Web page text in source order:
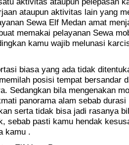
ataupun aktivitas lain yang
Sewa Elf Medan amat
memakai pelayanan Sewa
kamu wajib melunasi
biasa yang ada tidak
posisi tempat bersandar
Sedangkan bila mengenakan
panorama alam sebab
serta tidak bisa jadi rasanya
sebab pasti kamu hendak
kamu .